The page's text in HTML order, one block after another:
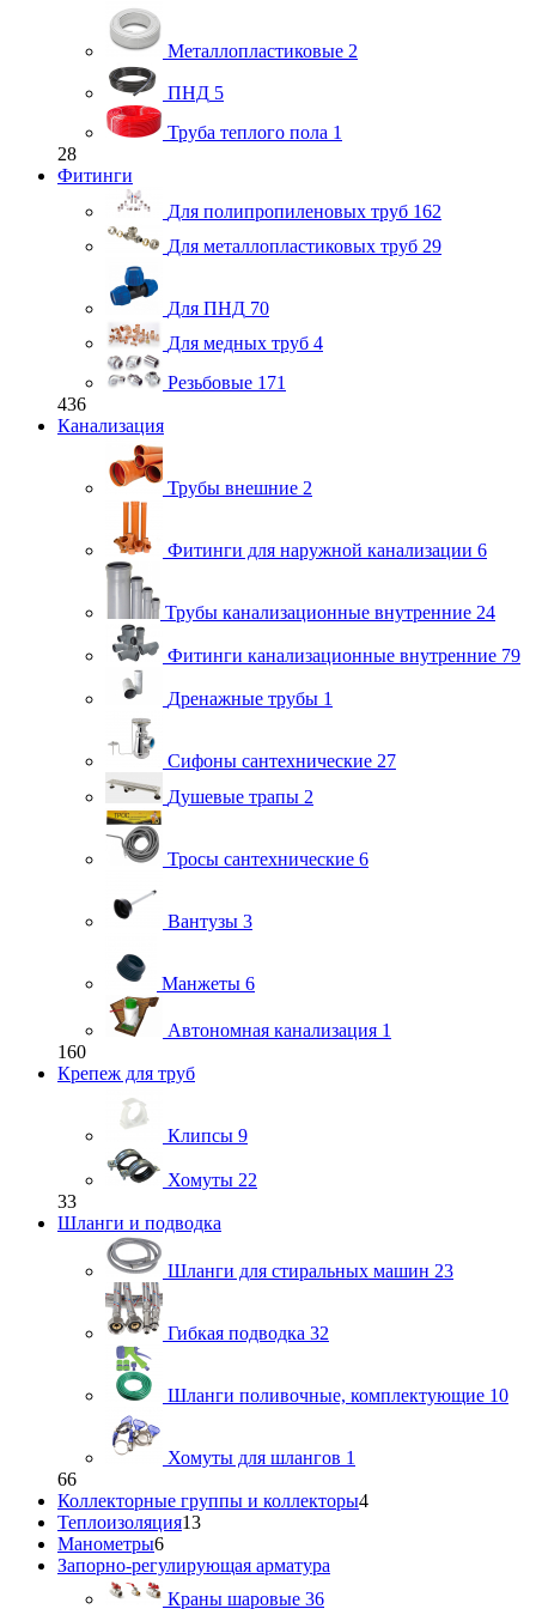
Металлопластиковые 2
ПНД 5
Труба теплого пола 1
28
Фитинги
Для полипропиленовых труб 162
Для металлопластиковых труб 29
Для ПНД 70
Для медных труб 4
Резьбовые 171
436
Канализация
Трубы внешние 2
Фитинги для наружной канализации 6
Трубы канализационные внутренние 24
Фитинги канализационные внутренние 79
Дренажные трубы 1
Сифоны сантехнические 27
Душевые трапы 2
Тросы сантехнические 6
Вантузы 3
Манжеты 6
Автономная канализация 1
160
Крепеж для труб
Клипсы 9
Хомуты 22
33
Шланги и подводка
Шланги для стиральных машин 23
Гибкая подводка 32
Шланги поливочные, комплектующие 10
Хомуты для шлангов 1
66
Коллекторные группы и коллекторы4
Теплоизоляция13
Манометры6
Запорно-регулирующая арматура
Краны шаровые 36